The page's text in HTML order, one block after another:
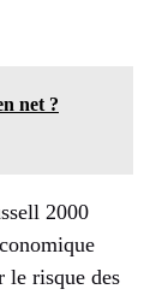
net ?
2000
le risque des